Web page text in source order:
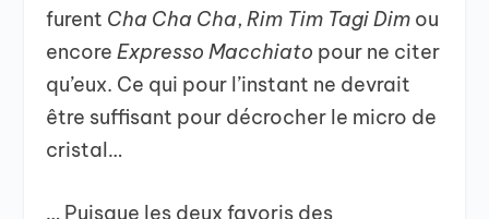
furent Cha Cha Cha,Rim Tim Tagi Dim ou
encoreExpresso Macchiato pour ne citer
qu’eux. Ce qui pour l’instant ne devrait
être suffisant pour décrocher le micro de
cristal…
… Puisque les deux favoris des